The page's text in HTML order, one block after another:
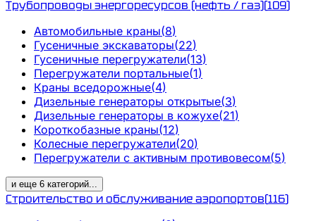
Трубопроводы энергоресурсов (нефть / газ)(109)
Автомобильные краны(8)
Гусеничные экскаваторы(22)
Гусеничные перегружатели(13)
Перегружатели портальные(1)
Краны вседорожные(4)
Дизельные генераторы открытые(3)
Дизельные генераторы в кожухе(21)
Короткобазные краны(12)
Колесные перегружатели(20)
Перегружатели с активным противовесом(5)
и еще 6 категорий...
Строительство и обслуживание аэропортов(116)